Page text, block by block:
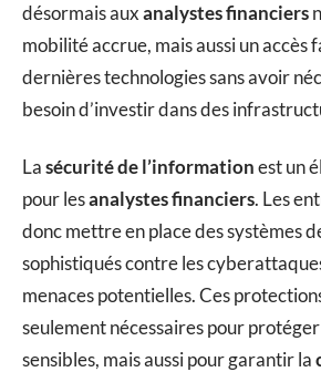
désormais auxanalystes financiers
mobilité accrue, mais aussi un accès
dernières technologies sans avoir
besoin d’investir dans des
Lasécurité de l’informationest un
pour lesanalystes financiers. Les
donc mettre en place des systèmes
sophistiqués contre les
menaces potentielles. Ces
seulement nécessaires pour
sensibles, mais aussi pour garantir la